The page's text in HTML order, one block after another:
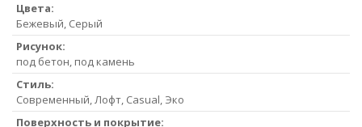
Цвета:
Бежевый, Серый
Рисунок:
под бетон, под камень
Стиль:
Современный, Лофт, Casual, Эко
Поверхность и покрытие: